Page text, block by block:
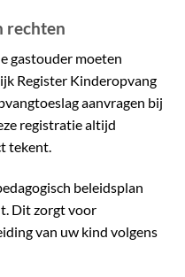
rechten
gastouder moeten
Register Kinderopvang
aanvragen bij
registratie altijd
tekent.
beleidsplan
Dit zorgt voor
van uw kind volgens